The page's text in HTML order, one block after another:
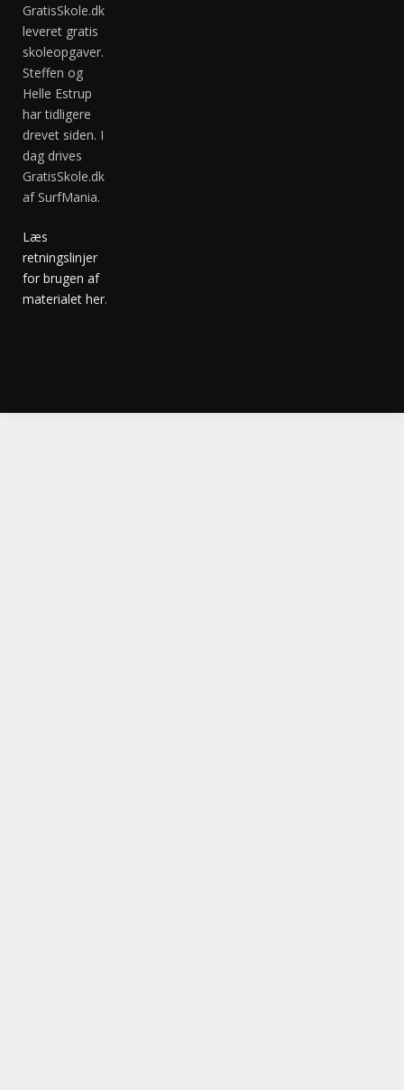
GratisSkole.dk
leveret gratis
skoleopgaver.
Steffen og
Helle Estrup
har tidligere
drevet siden. I
dag drives
GratisSkole.dk
af SurfMania.
Læs
retningslinjer
for brugen af
materialet her.